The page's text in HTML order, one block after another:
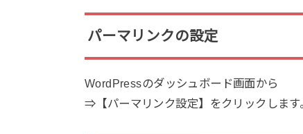
パーマリンクの設定
WordPressのダッ
⇒【パーマリンク設定】をクリックします